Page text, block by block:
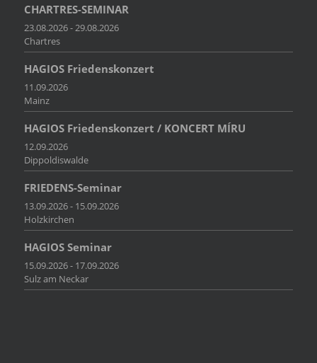
CHARTRES-SEMINAR
23.08.2026 - 29.08.2026
Chartres
HAGIOS Friedenskonzert
11.09.2026
Mainz
HAGIOS Friedenskonzert / KONCERT MÍRU
12.09.2026
Dippoldiswalde
FRIEDENS-Seminar
13.09.2026 - 15.09.2026
Holzkirchen
HAGIOS Seminar
15.09.2026 - 17.09.2026
Sulz am Neckar